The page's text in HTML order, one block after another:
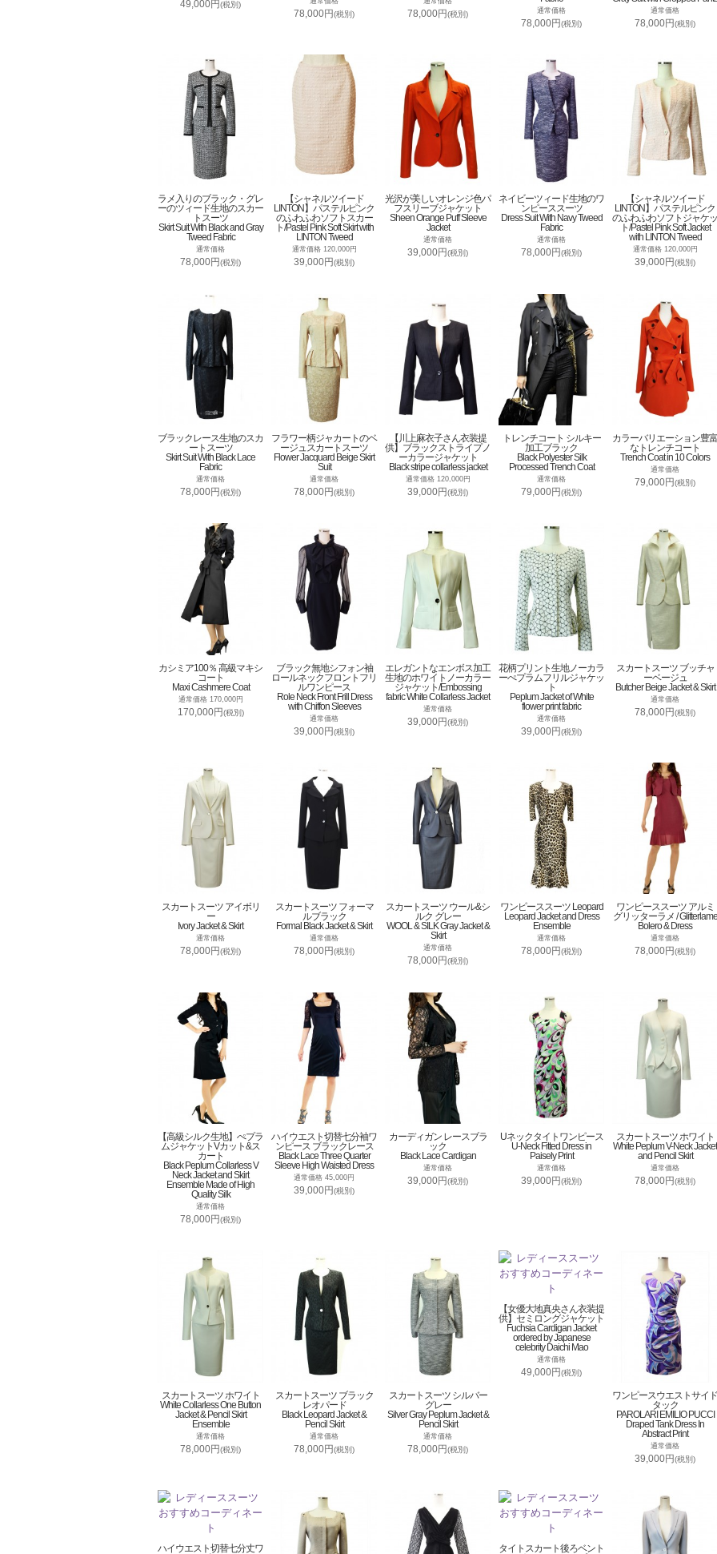
49,000円(税別)
78,000円(税別) 78,000円(税別) 通常価格
78,000円(税別)
通常価格
78,000円(税別)
ラメ入りのブラック・グレ
ーのツィード生地のスカー
トスーツ
Skirt Suit With Black and Gray
Tweed Fabric
通常価格
78,000円(税別)
【シャネルツイード
LINTON】パステルピンク
のふわふわソフトスカー
ト/Pastel Pink Soft Skirt with
LINTON Tweed
通常価格 120,000円
39,000円(税別)
光沢が美しいオレンジ色パ
フスリーブジャケット
Sheen Orange Puff Sleeve
Jacket
通常価格
39,000円(税別)
ネイビーツィード生地のワ
ンピーススーツ
Dress Suit With Navy Tweed
Fabric
通常価格
78,000円(税別)
【シャネルツイード
LINTON】パステルピンク
のふわふわソフトジャケッ
ト/Pastel Pink Soft Jacket
with LINTON Tweed
通常価格 120,000円
39,000円(税別)
ブラックレース生地のスカ
ートスーツ
Skirt Suit With Black Lace
Fabric
通常価格
78,000円(税別)
フラワー柄ジャカートのベ
ージュスカートスーツ
Flower Jacquard Beige Skirt
Suit
通常価格
78,000円(税別)
【川上麻衣子さん衣装提
供】ブラックストライプノ
ーカラージャケット
Black stripe collarless jacket
通常価格 120,000円
39,000円(税別)
トレンチコート シルキー
加工ブラック
Black Polyester Silk
Processed Trench Coat
通常価格
79,000円(税別)
カラーバリエーション豊富
なトレンチコート
Trench Coat in 10 Colors
通常価格
79,000円(税別)
カシミア100％ 高級マキシ
コート
Maxi Cashmere Coat
通常価格 170,000円
170,000円(税別)
ブラック無地シフォン袖
ロールネックフロントフリ
ルワンピース
Role Neck Front Frill Dress
with Chiffon Sleeves
通常価格
39,000円(税別)
エレガントなエンボス加工
生地のホワイトノーカラー
ジャケット/Embossing
fabric White Collarless Jacket
通常価格
39,000円(税別)
花柄プリント生地ノーカラ
ーぺプラムフリルジャケッ
ト
Peplum Jacket of White
flower print fabric
通常価格
39,000円(税別)
スカートスーツ ブッチャ
ーベージュ
Butcher Beige Jacket & Skirt
通常価格
78,000円(税別)
スカートスーツ アイボリ
ー
Ivory Jacket & Skirt
通常価格
78,000円(税別)
スカートスーツ フォーマ
ルブラック
Formal Black Jacket & Skirt
通常価格
78,000円(税別)
スカートスーツ ウール&シ
ルク グレー
WOOL & SILK Gray Jacket &
Skirt
通常価格
78,000円(税別)
ワンピーススーツ Leopard
Leopard Jacket and Dress
Ensemble
通常価格
78,000円(税別)
ワンピーススーツ アルミ
グリッターラメ / Glitterlame
Bolero & Dress
通常価格
78,000円(税別)
【高級シルク生地】ぺプラ
ムジャケットVカット&ス
カート
Black Peplum Collarless V
Neck Jacket and Skirt
Ensemble Made of High
Quality Silk
通常価格
78,000円(税別)
ハイウエスト切替七分袖ワ
ンピース ブラックレース
Black Lace Three Quarter
Sleeve High Waisted Dress
通常価格 45,000円
39,000円(税別)
カーディガン レースブラ
ック
Black Lace Cardigan
通常価格
39,000円(税別)
Uネックタイトワンピース
U-Neck Fitted Dress in
Paisely Print
通常価格
39,000円(税別)
スカートスーツ ホワイト
White Peplum V-Neck Jacket
and Pencil Skirt
通常価格
78,000円(税別)
スカートスーツ ホワイト
White Collarless One Button
Jacket & Pencil Skirt
Ensemble
通常価格
78,000円(税別)
スカートスーツ ブラック
レオパード
Black Leopard Jacket &
Pencil Skirt
通常価格
78,000円(税別)
スカートスーツ シルバー
グレー
Silver Gray Peplum Jacket &
Pencil Skirt
通常価格
78,000円(税別)
【女優大地真央さん衣装提
供】セミロングジャケット
Fuchsia Cardigan Jacket
ordered by Japanese
celebrity Daichi Mao
通常価格
49,000円(税別)
ワンピースウエストサイド
タック
PAROLARI EMILIO PUCCI
Draped Tank Dress In
Abstract Print
通常価格
39,000円(税別)
ハイウエスト切替七分丈ワ
タイトスカート後ろベント